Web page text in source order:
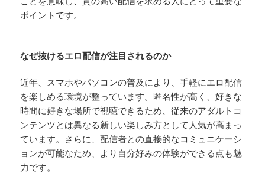
ポイントです。
なぜ抜けるエロ配信が注目されるのか
近年、スマホやパソコンの普及により、手軽にエロ配信
を楽しめる環境が整っています。匿名性が高く、好きな
時間に好きな場所で視聴できるため、従来のアダルトコ
ンテンツとは異なる新しい楽しみ方として人気が高まっ
ています。さらに、配信者との直接的なコミュニケーシ
ョンが可能なため、より自分好みの体験ができる点も魅
力です。